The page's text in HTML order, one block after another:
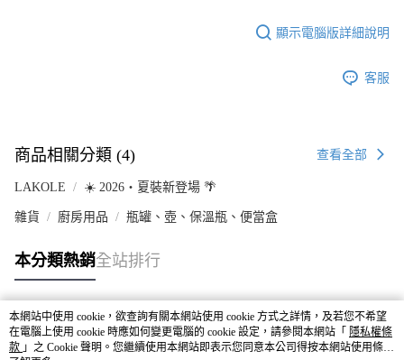
顯示電腦版詳細說明
客服
商品相關分類 (4) 查看全部
LAKOLE ☀️ 2026・夏裝新登場 🌴
雜貨 廚房用品 瓶罐、壺、保溫瓶、便當盒
本分類熱銷全站排行
熱門標籤
本網站中使用 cookie，欲查詢有關本網站使用 cookie 方式之詳情，及若您不希望
在電腦上使用 cookie 時應如何變更電腦的 cookie 設定，請參閱本網站「 隱私權條
款 」之 Cookie 聲明。您繼續使用本網站即表示您同意本公司得按本網站使用條款